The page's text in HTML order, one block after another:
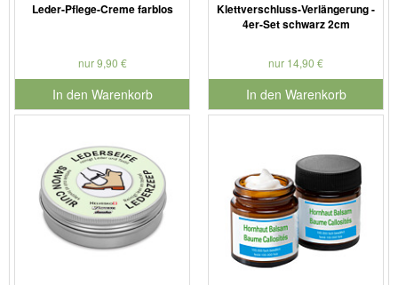
Leder-Pflege-Creme farblos
nur 9,90 €
In den Warenkorb
für Produktnummer 901186
Klettverschluss-Verlängerung -
4er-Set schwarz 2cm
nur 14,90 €
In den Warenkorb
für Produktnummer 910102